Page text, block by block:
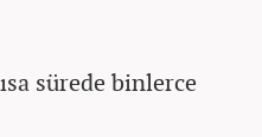
sürede binlerce